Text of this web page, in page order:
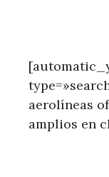
aerolíneas
amplios en